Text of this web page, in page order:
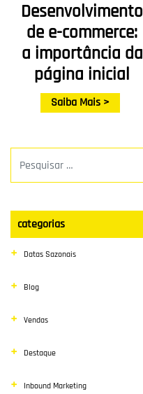
Desenvolvimento
de e-commerce:
a importância da
página inicial
Saiba Mais >
categorias
Datas Sazonais
Blog
Vendas
Destaque
Inbound Marketing